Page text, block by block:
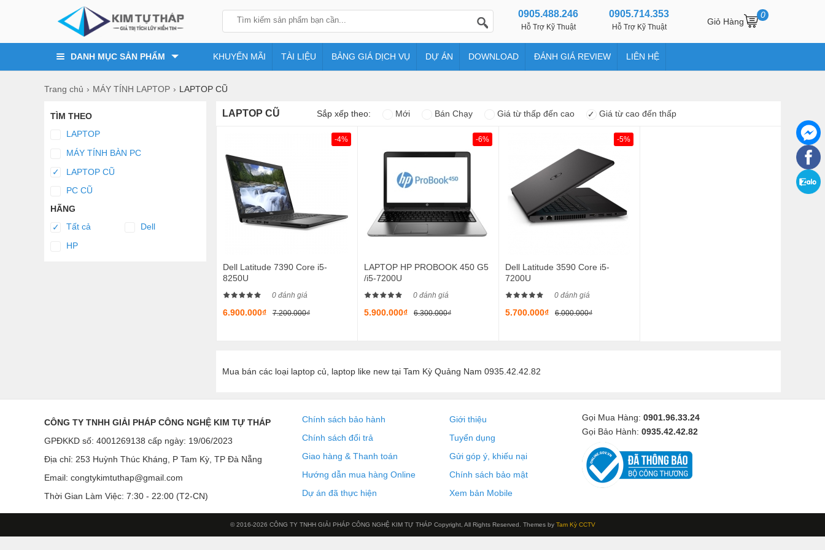
0905.488.246
Hỗ Trợ Kỹ Thuật
0905.714.353
Hỗ Trợ Kỹ Thuật
Giỏ Hàng
0
DANH MỤC SẢN PHẨM KHUYẾN MÃI TÀI LIỆU BẢNG GIÁ DỊCH VỤ DỰ ÁN DOWNLOAD ĐÁNH GIÁ REVIEW LIÊN HỆ
Trang chủ MÁY TÍNH LAPTOP LAPTOP CŨ
TÌM THEO
LAPTOP
MÁY TÍNH BÀN PC
✓
LAPTOP CŨ
PC CŨ
HÃNG
✓
Tất cả
Dell
HP
LAPTOP CŨ Sắp xếp theo: Mới Bán Chạy Giá từ thấp đến cao ✓ Giá từ cao đến thấp
-4%
Dell Latitude 7390 Core i5-
8250U
0 đánh giá
6.900.000₫ 7.200.000₫
-6%
LAPTOP HP PROBOOK 450 G5
/i5-7200U
0 đánh giá
5.900.000₫ 6.300.000₫
-5%
Dell Latitude 3590 Core i5-
7200U
0 đánh giá
5.700.000₫ 6.000.000₫
Mua bán các loại laptop củ, laptop like new tại Tam Kỳ Quảng Nam 0935.42.42.82
CÔNG TY TNHH GIẢI PHÁP CÔNG NGHỆ KIM TỰ THÁP
GPĐKKD số: 4001269138 cấp ngày: 19/06/2023
Địa chỉ: 253 Huỳnh Thúc Kháng, P Tam Kỳ, TP Đà Nẵng
Email: congtykimtuthap@gmail.com
Thời Gian Làm Việc: 7:30 - 22:00 (T2-CN)
Chính sách bảo hành
Chính sách đổi trả
Giao hàng & Thanh toán
Hướng dẫn mua hàng Online
Dự án đã thực hiện
Giới thiệu
Tuyển dụng
Gửi góp ý, khiếu nại
Chính sách bảo mật
Xem bản Mobile
Gọi Mua Hàng: 0901.96.33.24
Gọi Bảo Hành: 0935.42.42.82
© 2016-2026 CÔNG TY TNHH GIẢI PHÁP CÔNG NGHỆ KIM TỰ THÁP Copyright, All Rights Reserved. Themes by Tam Kỳ CCTV